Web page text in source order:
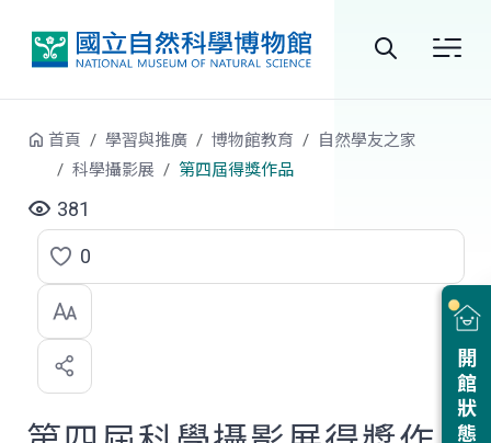
站
開館狀態
首頁 學習與推廣 博物館教育
自然學友之家
科學攝影展
第四屆得獎作品
381
點
選
喜
歡
0